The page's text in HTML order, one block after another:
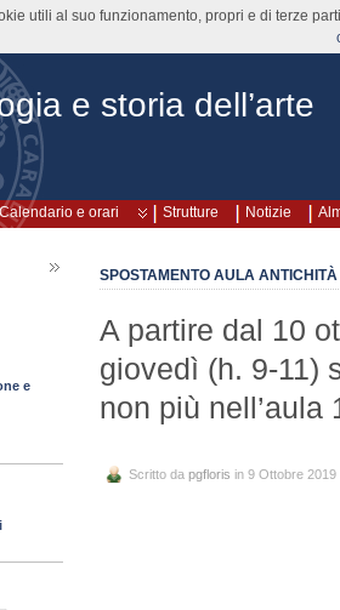
e storia dell’arte
Calendario e orari Strutture Notizie
SPOSTAMENTO AULA
A partire dal 10
giovedì (h. 9-11)
non più nell’aula
Scritto da pgfloris in 9 Ottobre 2019
e
utili al suo funzionamento, propri e di terze